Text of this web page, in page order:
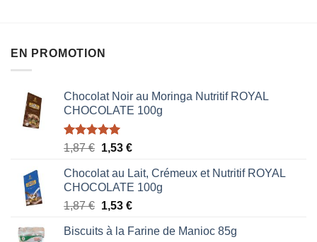
EN PROMOTION
Chocolat Noir au Moringa Nutritif ROYAL
CHOCOLATE 100g
Note5.00
1,87€ Le
initial
était :
1,87 €.
1,53 €Le
actuel
est :
1,53 €.
Chocolat au Lait, Crémeux et Nutritif ROYAL
CHOCOLATE 100g
1,87€ Le
initial
1,53 €Le
actuel
Biscuits à la Farine de Manioc 85g